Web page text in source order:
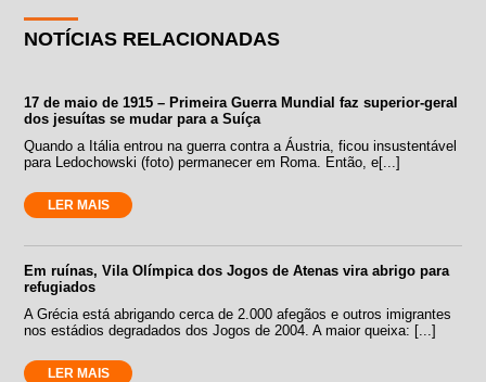
NOTÍCIAS RELACIONADAS
17 de maio de 1915 – Primeira Guerra Mundial faz superior-geral
dos jesuítas se mudar para a Suíça
Quando a Itália entrou na guerra contra a Áustria, ficou insustentável
para Ledochowski (foto) permanecer em Roma. Então, e[...]
LER MAIS
Em ruínas, Vila Olímpica dos Jogos de Atenas vira abrigo para
refugiados
A Grécia está abrigando cerca de 2.000 afegãos e outros imigrantes
nos estádios degradados dos Jogos de 2004. A maior queixa: [...]
LER MAIS